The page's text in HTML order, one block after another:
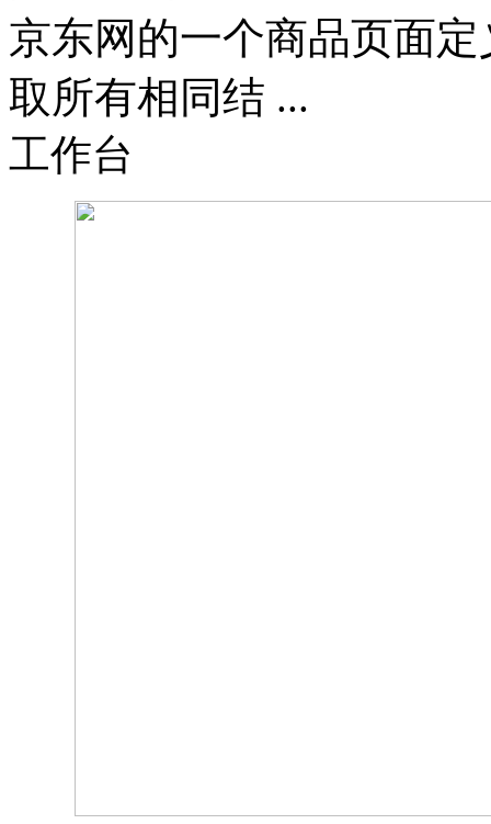
京东网的一个商品页面
取所有相同结 ...
工作台